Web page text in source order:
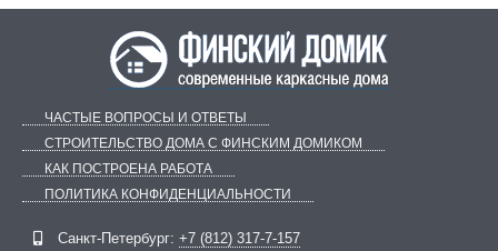
ЧАСТЫЕ ВОПРОСЫ И ОТВЕТЫ
СТРОИТЕЛЬСТВО ДОМА С ФИНСКИМ ДОМИКОМ
КАК ПОСТРОЕНА РАБОТА
ПОЛИТИКА КОНФИДЕНЦИАЛЬНОСТИ
Санкт-Петербург: +7 (812) 317-7-157